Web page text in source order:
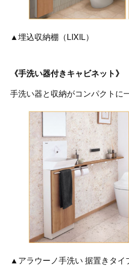
▲埋込収納棚（LIXIL）
《手洗い器付きキャビネット》
手洗い器と収納がコンパクトに
▲アラウーノ手洗い 据置きタイ